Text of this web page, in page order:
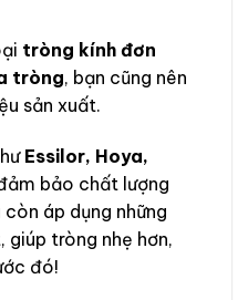
tròng kính đơn
tròng, bạn cũng nên
sản xuất.
Essilor, Hoya,
bảo chất lượng
áp dụng những
giúp tròng nhẹ hơn,
đó!